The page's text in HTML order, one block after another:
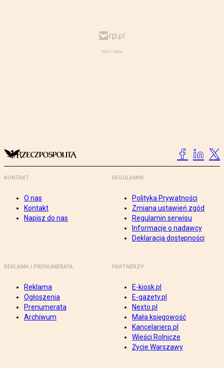
KONTAKT
O nas
Kontakt
Napisz do nas
REGULAMIN
Polityka Prywatności
Zmiana ustawień zgód
Regulamin serwisu
Informacje o nadawcy
Deklaracja dostępności
REKLAMA I PRENUMERATA
Reklama
Ogłoszenia
Prenumerata
Archiwum
PARTNERZY
E-kiosk.pl
E-gazety.pl
Nexto.pl
Mała księgowość
Kancelarierp.pl
Wieści Rolnicze
Życie Warszawy